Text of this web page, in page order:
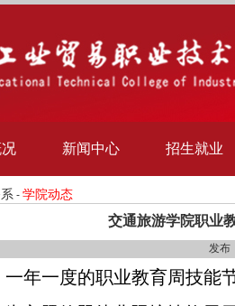
新闻中心 招生就业
- 学院动态
交通旅游学院职业
发布
一年一度的职业教育周技能